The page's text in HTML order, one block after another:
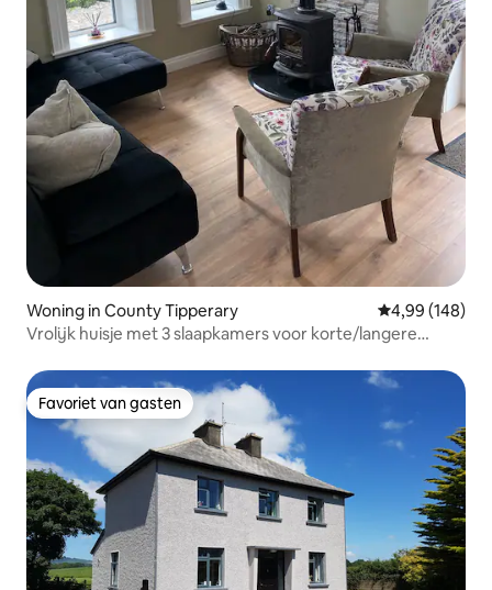
Woning in County Tipperary Gemiddelde
4,99 (148)
Vrolijk huisje met 3 slaapkamers voor korte/langere
Favoriet van gasten
Favoriet van gasten